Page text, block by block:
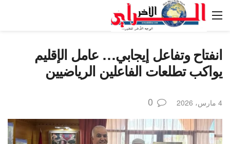
انفتاح وتفاعل إيجابي… عامل الإقليم
يواكب تطلعات الفاعلين الرياضيين
4 مارس، 2026 0